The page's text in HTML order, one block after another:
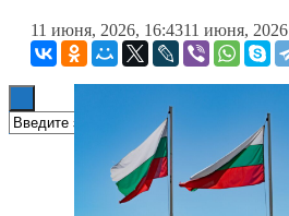
Книги
11 июня, 2026, 16:4311 июня, 2026